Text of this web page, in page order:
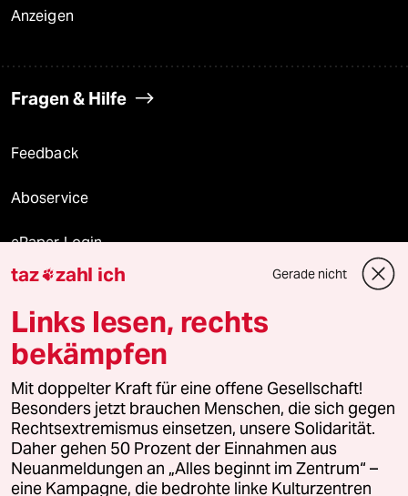
Anzeigen
Fragen & Hilfe
Feedback
Aboservice
ePaper Login
Downloads für Abonnierende
© 2026 taz Verlags und Vertriebs GmbH
Alle Rechte vorbehalten. Bei rechtlichen Fragen oder für Genehmigungen
wenden Sie sich bitte an
lizenzen@taz.de
Feedback Redaktionsstatut Kommune-Richtlinien
taz zahl ich Gerade nicht
Links lesen, rechts
bekämpfen
Mit doppelter Kraft für eine offene Gesellschaft!
Besonders jetzt brauchen Menschen, die sich gegen
Rechtsextremismus einsetzen, unsere Solidarität.
Daher gehen 50 Prozent der Einnahmen aus
Neuanmeldungen an „Alles beginnt im Zentrum“ –
eine Kampagne, die bedrohte linke Kulturzentren